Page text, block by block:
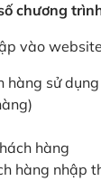
chương
vào
hàng sử
hàng
hàng nhập